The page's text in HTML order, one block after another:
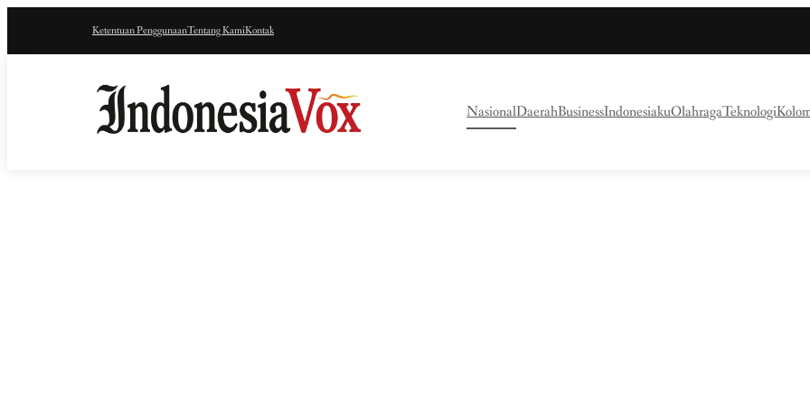
Ketentuan PenggunaanTentang KamiKontak
NasionalDaerahBusinessIndonesiakuOlahragaTeknologi